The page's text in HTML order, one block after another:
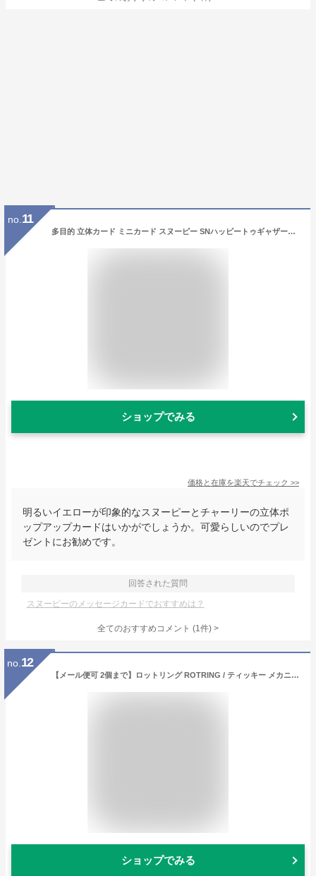
no. 11
多目的 立体カード ミニカード スヌーピー SNハッピートゥギャザー2 ピーナッツ 日本ホールマーク お礼 お祝い メッセージカード メール便可
ショップでみる
価格と在庫を楽天でチェック >>
明るいイエローが印象的なスヌーピーとチャーリーの立体ポ
ップアップカードはいかがでしょうか。可愛らしいのでプレ
ゼントにお勧めです。
回答された質問
スヌーピーのメッセージカードでおすすめは？
全てのおすすめコメント (1件) >
no. 12
【メール便可 2個まで】ロットリング ROTRING / ティッキー メカニカルペンシル 0.5mm【シャープペン デザイン おしゃれ 輸入 ドイツ】
ショップでみる